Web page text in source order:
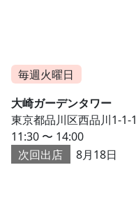
毎週火曜日
大崎ガーデンタワー
東京都品川区西品川1-1-1
11:30 〜 14:00
次回出店
8月18日